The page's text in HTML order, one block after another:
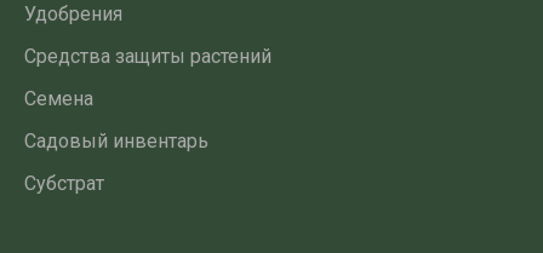
Удобрения
Средства защиты растений
Семена
Садовый инвентарь
Субстрат